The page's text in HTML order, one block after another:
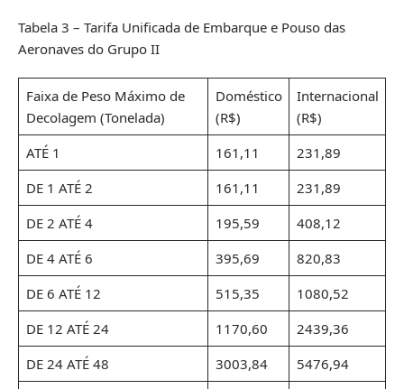
Tabela 3 – Tarifa Unificada de Embarque e Pouso das
Aeronaves do Grupo II
Faixa de Peso Máximo de
Decolagem (Tonelada)
Doméstico
(R$)
Internacional
(R$)
ATÉ 1
161,11
231,89
DE 1 ATÉ 2
161,11
231,89
DE 2 ATÉ 4
195,59
408,12
DE 4 ATÉ 6
395,69
820,83
DE 6 ATÉ 12
515,35
1080,52
DE 12 ATÉ 24
1170,60
2439,36
DE 24 ATÉ 48
3003,84
5476,94